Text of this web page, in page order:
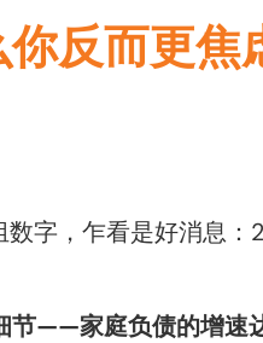
反而更
字，乍看是好消息
节——家庭负债的增速